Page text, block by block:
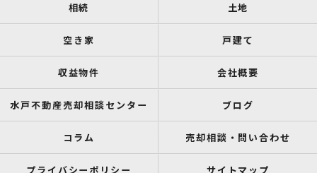
相続 土地
空き家 戸建て
収益物件 会社概要
水戸不動産売却相談センター ブログ
コラム 売却相談・問い合わせ
プライバシーポリシー サイトマップ